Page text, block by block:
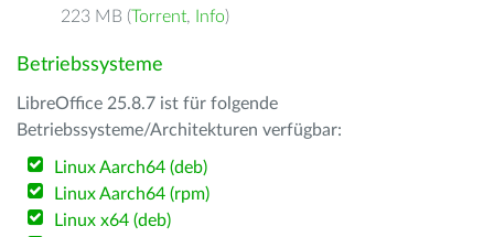
223 MB (Torrent, Info)
Betriebssysteme
LibreOffice 25.8.7 ist für folgende
Betriebssysteme/Architekturen verfügbar:
Linux Aarch64 (deb)
Linux Aarch64 (rpm)
Linux x64 (deb)